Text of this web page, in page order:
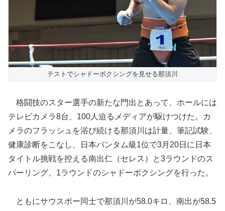
テストでシャドーボクシングを見せる那須川
格闘技のスター選手の新たな門出とあって、ホールには
テレビカメラ8台、100人迫るメディアが駆けつけた。カ
メラのフラッシュを浴び続ける那須川は計量、筆記試験、
健康診断をこなし、日本バンタム級1位で3月20日に日本
タイトル挑戦を控える南出仁（セレス）と3ラウンドのス
パーリング、1ラウンドのシャドーボクシングを行った。
ともにサウスポー同士で那須川が58.0キロ、南出が58.5